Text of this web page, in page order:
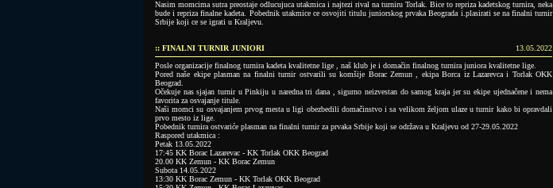
Nasim momcima sutra preostaje odlucujuca utakmica i najtezi rival na turniru Torlak. Bice to repriza kadetskog turnira, neka
bude i repriza finalne kadeta. Pobednik utakmice ce osvojiti titulu juniorskog prvaka Beograda i.plasirati se na finalni turnir
Srbije koji ce se igrati u Kraljevu.
:: FINALNI TURNIR JUNIORI
13.05.2022
Posle organizacije finalnog turnira kadeta kvalitetne lige , naš klub je i domačin finalnog turnira juniora kvalitetne lige.
Pored naše ekipe plasman na finalni turnir ostvarili su komšije Borac Zemun , ekipa Borca iz Lazarevca i Torlak OKK
Beograd.
Očekuje nas sjajan turnir u Pinkiju u naredna tri dana , sigurno neizvestan do samog kraja jer su ekipe ujednačene i nema
favorita za osvajanje titule.
Naši momci su osvajanjem prvog mesta u ligi obezbedili domačinstvo i sa velikom željom ulaze u turnir kako bi opravdali
prvo mesto iz lige.
Pobednik turnira ostvariće plasman na finalni turnir za prvaka Srbije koji se održava u Kraljevu od 27-29.05.2022
Raspored utakmica :
Petak 13.05.2022
17:45 KK Borac Lazarevac - KK Torlak OKK Beograd
20.00 KK Zemun - KK Borac Zemun
Subota 14.05.2022
13:30 KK Borac Zemun - KK Torlak OKK Beograd